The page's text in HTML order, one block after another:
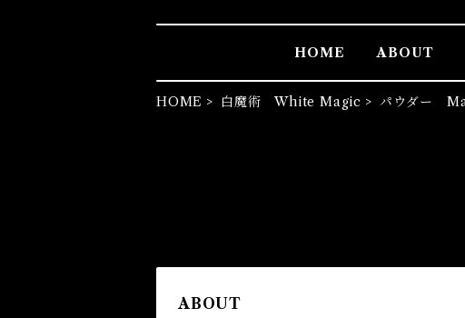
HOME ABOUT
HOME 白魔術 White Magic パウダー
ABOUT